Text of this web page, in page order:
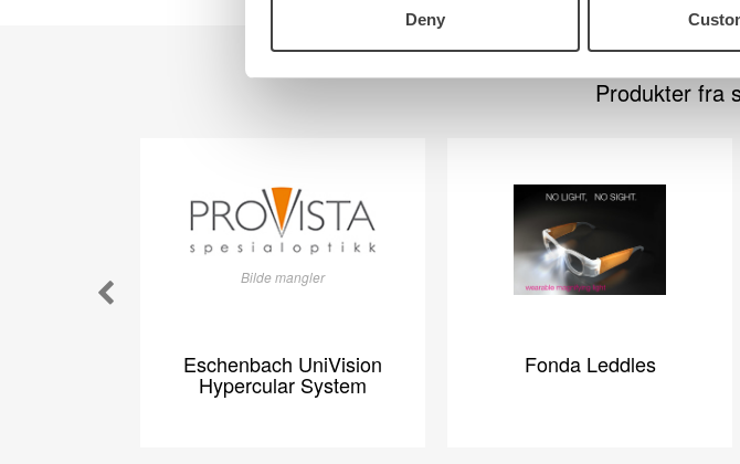
Deny
Produkter fra
Bilde mangler
Eschenbach UniVision
Hypercular System
Fonda Leddles